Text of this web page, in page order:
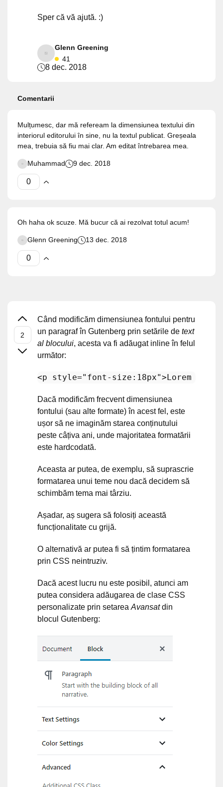
Sper că vă ajută. :)
Glenn Greening
41
8 dec. 2018
Comentarii
Mulțumesc, dar mă refeream la dimensiunea textului din
interiorul editorului în sine, nu la textul publicat. Greșeala
mea, trebuia să fiu mai clar. Am editat întrebarea mea.
Muhammad 9 dec. 2018
Oh haha ok scuze. Mă bucur că ai rezolvat totul acum!
Glenn Greening 13 dec. 2018
Când modificăm dimensiunea fontului pentru
un paragraf în Gutenberg prin setările de text
al blocului, acesta va fi adăugat inline în felul
următor:
<p style="font-size:18px">Lorem Ipsum
Dacă modificăm frecvent dimensiunea
fontului (sau alte formate) în acest fel, este
ușor să ne imaginăm starea conținutului
peste câțiva ani, unde majoritatea formatării
este hardcodată.
Aceasta ar putea, de exemplu, să suprascrie
formatarea unui teme nou dacă decidem să
schimbăm tema mai târziu.
Așadar, aș sugera să folosiți această
funcționalitate cu grijă.
O alternativă ar putea fi să țintim formatarea
prin CSS neintruziv.
Dacă acest lucru nu este posibil, atunci am
putea considera adăugarea de clase CSS
personalizate prin setarea Avansatdin
blocul Gutenberg: